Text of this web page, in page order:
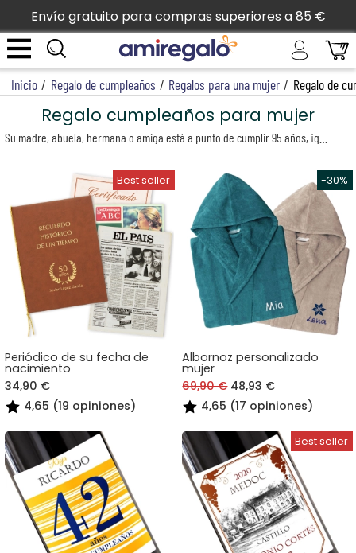
Envío gratuito para compras superiores a 85 €
Inicio / Regalo de cumpleaños / Regalos para una mujer / Regalo de
Regalo cumpleaños para mujer
Periódico de su fecha de
nacimiento
34,90 €
4,65 (19 opiniones)
Albornoz personalizado
mujer
69,90 €48,93 €
4,65 (17 opiniones)